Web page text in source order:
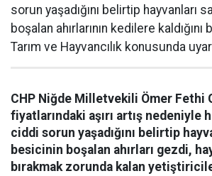
sorun yaşadığını belirtip hayvanları
boşalan ahırlarının kedilere
Tarım ve Hayvancılık konusunda
CHP Niğde Milletvekili Ömer Fethi
fiyatlarındaki aşırı artış nedeniyle
ciddi sorun yaşadığını belirtip
besicinin boşalan ahırları gezdi,
bırakmak zorunda kalan